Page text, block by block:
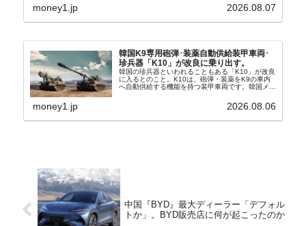
バンクにして不良債権の買い取りを行い、分割償還
money1.jp 2026.08.07
韓国K9専用砲弾･装薬自動供給装甲車両･
珍兵器「K10」が改良に乗り出す。
韓国の珍兵器といわれることもある「K10」が改良
に入るとのこと。K10は、砲弾・装薬をK9の車内
へ自動供給する機能を持つ装甲車両です。韓国メデ
から以下に一部を引きます。2005年に初めて...
money1.jp 2026.08.06
中国『BYD』最大ディーラー「デフォル
トか」。BYD販売店に何が起こったのか